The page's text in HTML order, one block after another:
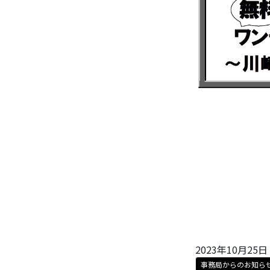
2023年10月25日
事務局からのお知ら